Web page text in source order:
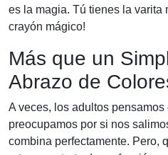
es la magia. Tú tienes la varita
crayón mágico!
Más que un
Abrazo de
A veces, los adultos
preocupamos por si nos
combina perfectamente. Pero,